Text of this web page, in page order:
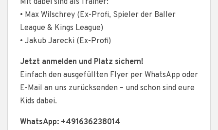
Mit dabei sind als Trainer:
• Max Wilschrey (Ex-Profi, Spieler der Baller
League & Kings League)
• Jakub Jarecki (Ex-Profi)
Jetzt anmelden und Platz sichern!
Einfach den ausgefüllten Flyer per WhatsApp oder
E-Mail an uns zurücksenden – und schon sind eure
Kids dabei.
WhatsApp: +491636238014